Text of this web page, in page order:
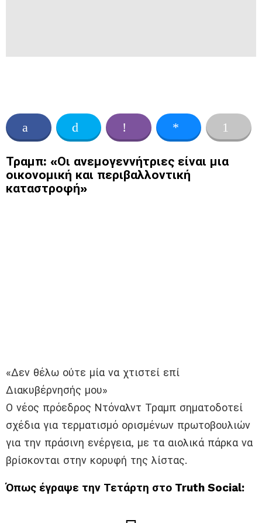
Τραμπ: «Οι ανεμογεννήτριες είναι μια
οικονομική και περιβαλλοντική
καταστροφή»
«Δεν θέλω ούτε μία να χτιστεί επί
Διακυβέρνησής μου»
Ο νέος πρόεδρος Ντόναλντ Τραμπ σηματοδοτεί
σχέδια για τερματισμό ορισμένων πρωτοβουλιών
για την πράσινη ενέργεια, με τα αιολικά πάρκα να
βρίσκονται στην κορυφή της λίστας.
Όπως έγραψε την Τετάρτη στο Truth Social: